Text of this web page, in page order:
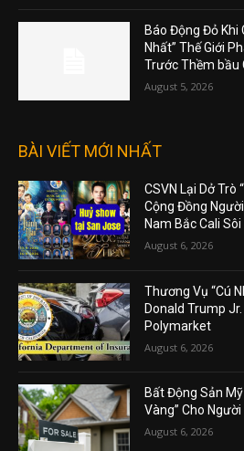
Báo Động Đỏ Khi
Nhất” Thế Giới
Trước Thềm bầu
August 5, 2026
BÀI VIẾT MỚI NHẤT
CSVN Lại Dở Trò
Cộng Đồng
Nam Bắc Cali Sôi
August 6, 2026
Thương Vụ “Cú
Donald Trump
Polymarket
August 6, 2026
Bất Động Sản
Vàng” Cho
August 6, 2026